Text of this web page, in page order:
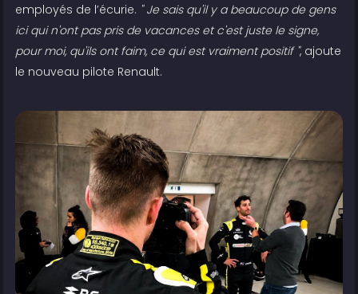
employés de l’écurie. " Je sais qu'il y a beaucoup de gens
ici qui n'ont pas pris de vacances et c'est juste le signe,
pour moi, qu'ils ont faim, ce qui est vraiment positif ", ajoute
le nouveau pilote Renault.